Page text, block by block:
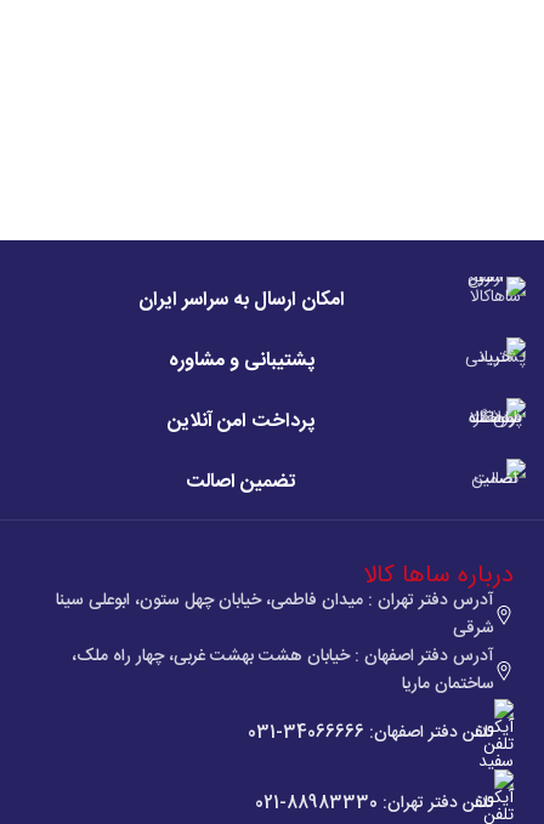
امکان ارسال به سراسر ایران
پشتیبانی و مشاوره
پرداخت امن آنلاین
تضمین اصالت
درباره ساها کالا
آدرس دفتر تهران : میدان فاطمی، خیابان چهل ستون، ابوعلی سینا
شرقی
آدرس دفتر اصفهان : خیابان هشت بهشت غربی، چهار راه ملک،
ساختمان ماریا
تلفن دفتر اصفهان: 34066666-031
تلفن دفتر تهران: 88983330-021